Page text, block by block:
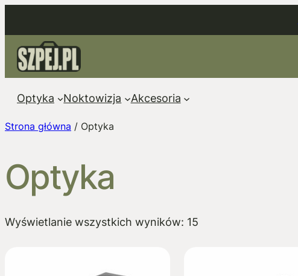
treści
Optyka Noktowizja Akcesoria
Strona główna / Optyka
Optyka
Wyświetlanie wszystkich wyników: 15